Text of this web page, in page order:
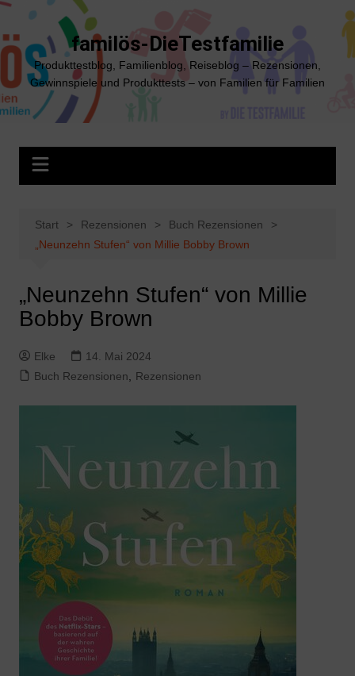
Zum
springen
familös-DieTestfamilie
Produkttestblog, Familienblog, Reiseblog – Rezensionen,
Gewinnspiele und Produkttests – von Familien für Familien
Start Rezensionen
Buch Rezensionen
„Neunzehn Stufen“ von Millie Bobby Brown
„Neunzehn Stufen“ von Millie
Bobby Brown
Elke
14. Mai 2024
Buch Rezensionen
Rezensionen